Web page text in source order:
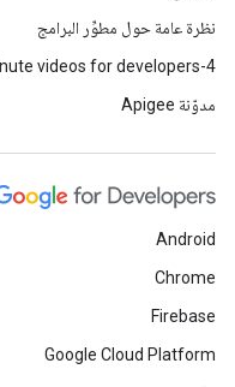
نظرة عامة حول مطوِّر البرامج
4-minute videos for developers
مدوّنة Apigee
Android
Chrome
Firebase
Google Cloud Platform